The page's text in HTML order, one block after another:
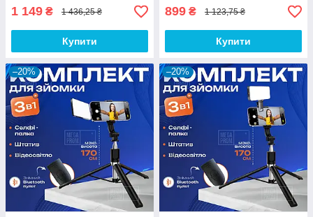
1 149 ₴ 1 436,25 ₴
Купити
899 ₴ 1 123,75 ₴
Купити
–20% –20%